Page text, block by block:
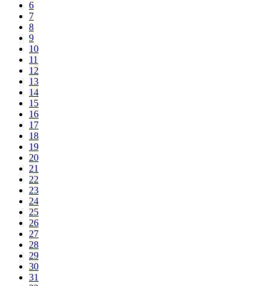
6
7
8
9
10
11
12
13
14
15
16
17
18
19
20
21
22
23
24
25
26
27
28
29
30
31